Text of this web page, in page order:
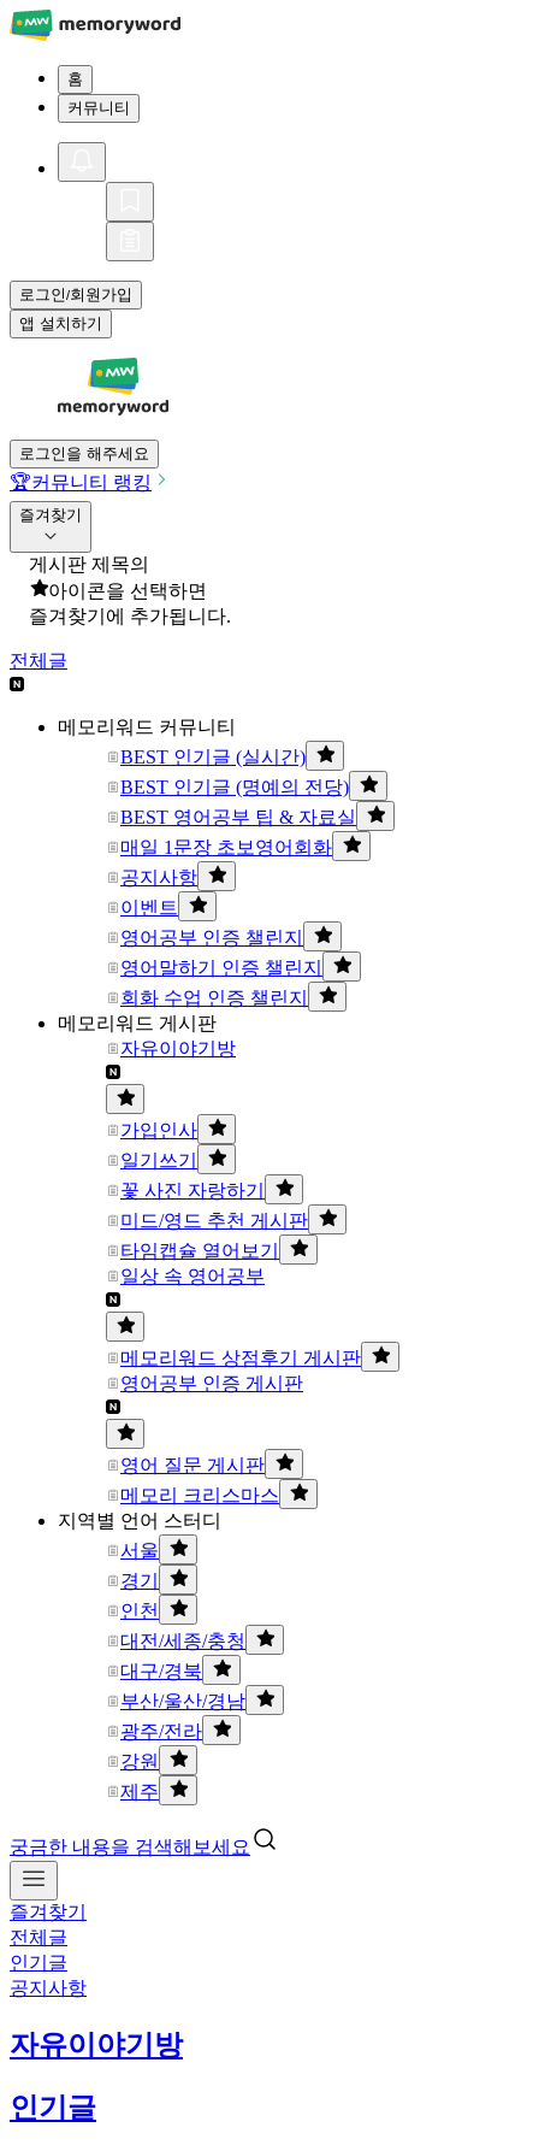
홈
커뮤니티
로그인/회원가입
앱 설치하기
로그인을 해주세요
🏆커뮤니티 랭킹
즐겨찾기
게시판 제목의
아이콘을 선택하면
즐겨찾기에 추가됩니다.
전체글
메모리워드 커뮤니티
BEST 인기글 (실시간)
BEST 인기글 (명예의 전당)
BEST 영어공부 팁 & 자료실
매일 1문장 초보영어회화
공지사항
이벤트
영어공부 인증 챌린지
영어말하기 인증 챌린지
회화 수업 인증 챌린지
메모리워드 게시판
자유이야기방
가입인사
일기쓰기
꽃 사진 자랑하기
미드/영드 추천 게시판
타임캡슐 열어보기
일상 속 영어공부
메모리워드 상점후기 게시판
영어공부 인증 게시판
영어 질문 게시판
메모리 크리스마스
지역별 언어 스터디
서울
경기
인천
대전/세종/충청
대구/경북
부산/울산/경남
광주/전라
강원
제주
궁금한 내용을 검색해보세요
즐겨찾기
전체글
인기글
공지사항
자유이야기방
인기글